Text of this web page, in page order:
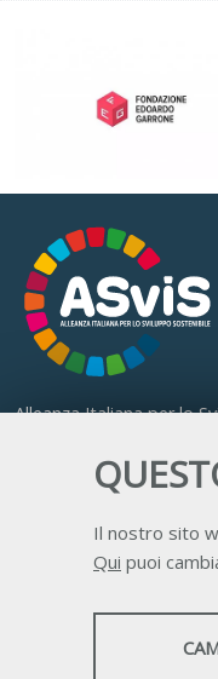
Il nostro sito
Qui puoi
Alleanza Italiana per lo
C.F. 97893090585 P.IVA